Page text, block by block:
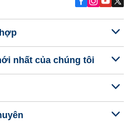
nhất của chúng tôi